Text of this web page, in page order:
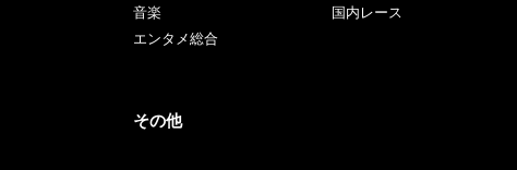
音楽
エンタメ総合
国内レース
その他